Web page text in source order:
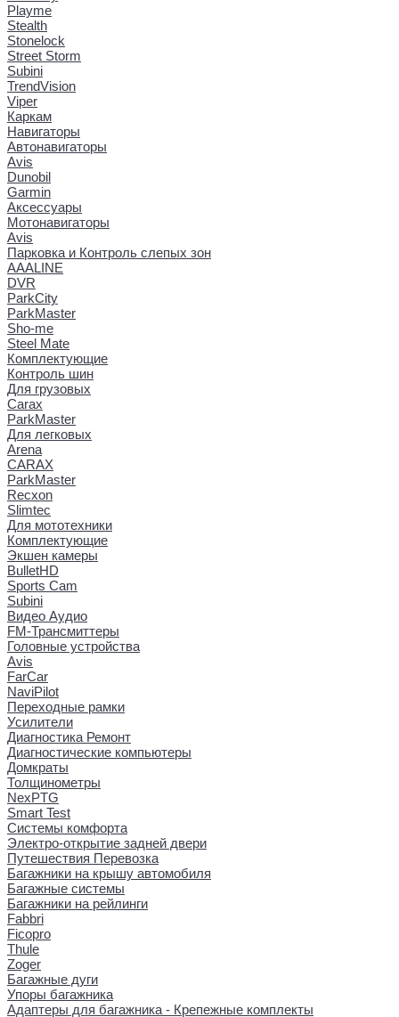
Playme
Stealth
Stonelock
Street Storm
Subini
TrendVision
Viper
Каркам
Навигаторы
Автонавигаторы
Avis
Dunobil
Garmin
Аксессуары
Мотонавигаторы
Avis
Парковка и Контроль слепых зон
AAALINE
DVR
ParkCity
ParkMaster
Sho-me
Steel Mate
Комплектующие
Контроль шин
Для грузовых
Carax
ParkMaster
Для легковых
Arena
CARAX
ParkMaster
Recxon
Slimtec
Для мототехники
Комплектующие
Экшен камеры
BulletHD
Sports Cam
Subini
Видео Аудио
FM-Трансмиттеры
Головные устройства
Avis
FarCar
NaviPilot
Переходные рамки
Усилители
Диагностика Ремонт
Диагностические компьютеры
Домкраты
Толщинометры
NexPTG
Smart Test
Системы комфорта
Электро-открытие задней двери
Путешествия Перевозка
Багажники на крышу автомобиля
Багажные системы
Багажники на рейлинги
Fabbri
Ficopro
Thule
Zoger
Багажные дуги
Упоры багажника
Адаптеры для багажника - Крепежные комплекты